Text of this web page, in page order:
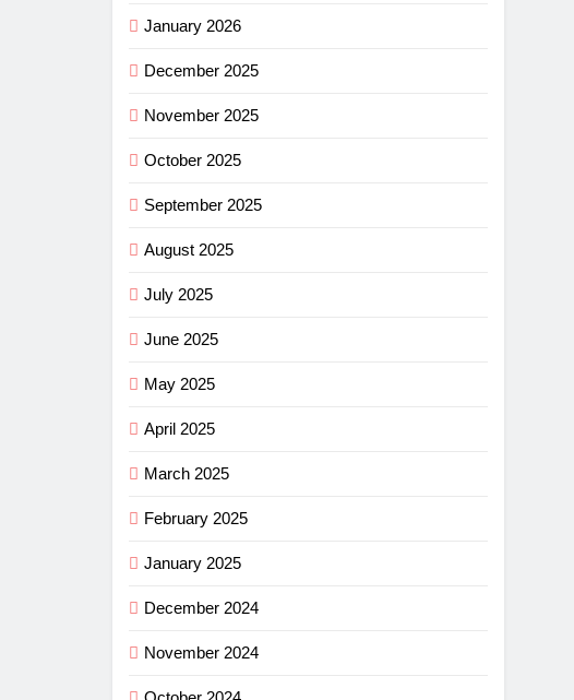
January 2026
December 2025
November 2025
October 2025
September 2025
August 2025
July 2025
June 2025
May 2025
April 2025
March 2025
February 2025
January 2025
December 2024
November 2024